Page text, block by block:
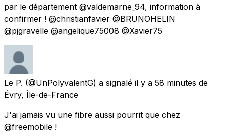
par le département @valdemarne_94, information à
confirmer ! @christianfavier @BRUNOHELIN
@pjgravelle @angelique75008 @Xavier75
Le P. (@UnPolyvalentG) a signalé il y a 58 minutes de
Évry, Île-de-France
J'ai jamais vu une fibre aussi pourrit que chez
@freemobile !